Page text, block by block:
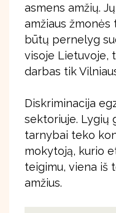
asmens amžių.
amžiaus žmonės
būtų pernelyg
visoje Lietuvoje,
darbas tik
Diskriminacija
sektoriuje. Lygių
tarnybai teko
mokytoją, kurio
teigimu, viena iš
amžius.